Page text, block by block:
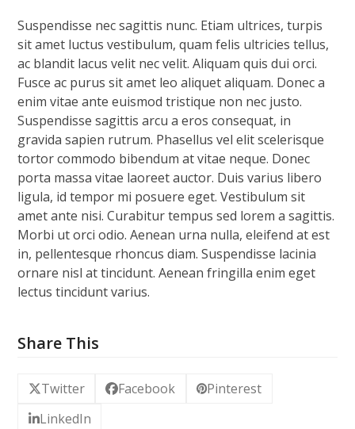
Suspendisse nec sagittis nunc. Etiam ultrices, turpis
sit amet luctus vestibulum, quam felis ultricies tellus,
ac blandit lacus velit nec velit. Aliquam quis dui orci.
Fusce ac purus sit amet leo aliquet aliquam. Donec a
enim vitae ante euismod tristique non nec justo.
Suspendisse sagittis arcu a eros consequat, in
gravida sapien rutrum. Phasellus vel elit scelerisque
tortor commodo bibendum at vitae neque. Donec
porta massa vitae laoreet auctor. Duis varius libero
ligula, id tempor mi posuere eget. Vestibulum sit
amet ante nisi. Curabitur tempus sed lorem a sagittis.
Morbi ut orci odio. Aenean urna nulla, eleifend at est
in, pellentesque rhoncus diam. Suspendisse lacinia
ornare nisl at tincidunt. Aenean fringilla enim eget
lectus tincidunt varius.
Share This
Twitter Facebook
Pinterest
LinkedIn